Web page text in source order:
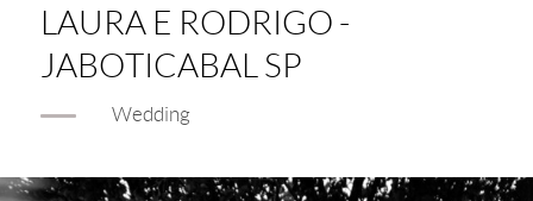
LAURA E RODRIGO -
JABOTICABAL SP
Wedding